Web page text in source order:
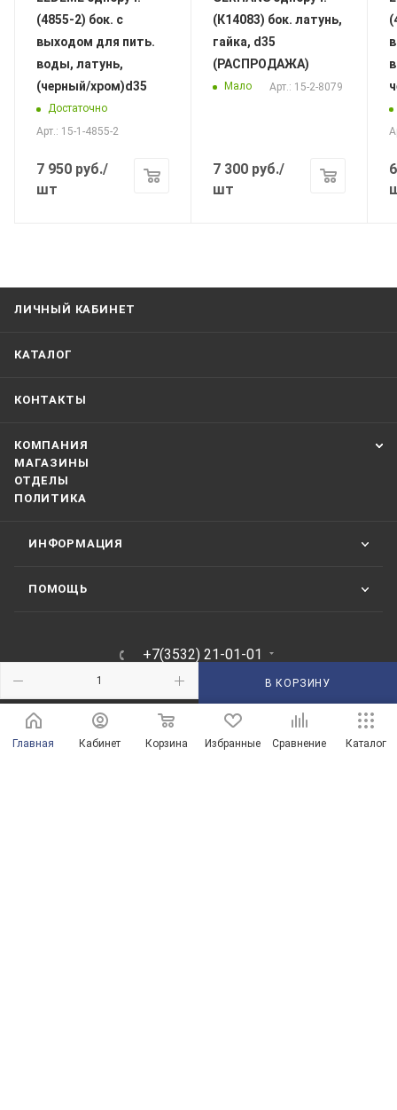
В КОРЗИНУ
(4855-2) бок. с
выходом для пить.
воды, латунь,
(черный/хром)d35
Достаточно
Арт.: 15-1-4855-2
7 950 руб./
шт
(К14083) бок. латунь,
гайка, d35
(РАСПРОДАЖА)
Мало Арт.: 15-2-8079
7 300 руб./
шт
ЛИЧНЫЙ КАБИНЕТ
КАТАЛОГ
КОНТАКТЫ
КОМПАНИЯ
МАГАЗИНЫ
ОТДЕЛЫ
ПОЛИТИКА
ИНФОРМАЦИЯ
ПОМОЩЬ
+7(3532) 21-01-01
ЗАКАЗАТЬ ЗВОНОК
210101@mail.ru
г. Оренбург, пр-д Автоматики, 8 "А"
Главная Кабинет Корзина Избранные Сравнение Каталог